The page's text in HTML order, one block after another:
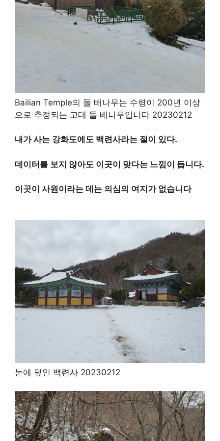
Bailian Temple의 돌 배나무는 수령이 200년 이상
으로 추정되는 고대 돌 배나무입니다 20230212
내가 사는 강화도에도 백련사라는 절이 있다.
데이터를 보지 않아도 이곳이 맞다는 느낌이 듭니다.
이곳이 사원이라는 데는 의심의 여지가 없습니다
눈에 덮인 백련사 20230212